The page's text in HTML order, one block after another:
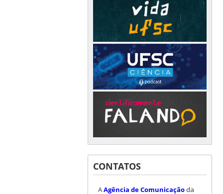
CONTATOS
AAgência de Comunicaçãoda